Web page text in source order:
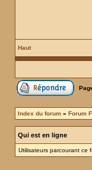
Haut
Index du forum » Forum
Qui est en ligne
Utilisateurs parcourant ce